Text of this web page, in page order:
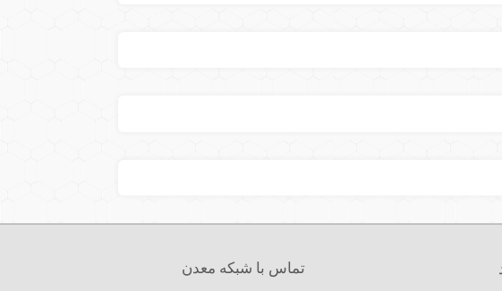
تماس با شبکه معدن